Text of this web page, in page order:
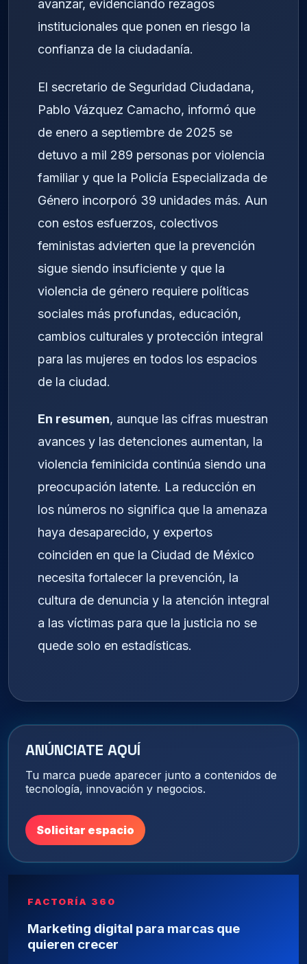
avanzar, evidenciando rezagos
institucionales que ponen en riesgo la
confianza de la ciudadanía.
El secretario de Seguridad Ciudadana,
Pablo Vázquez Camacho, informó que
de enero a septiembre de 2025 se
detuvo a mil 289 personas por violencia
familiar y que la Policía Especializada de
Género incorporó 39 unidades más. Aun
con estos esfuerzos, colectivos
feministas advierten que la prevención
sigue siendo insuficiente y que la
violencia de género requiere políticas
sociales más profundas, educación,
cambios culturales y protección integral
para las mujeres en todos los espacios
de la ciudad.
En resumen, aunque las cifras muestran
avances y las detenciones aumentan, la
violencia feminicida continúa siendo una
preocupación latente. La reducción en
los números no significa que la amenaza
haya desaparecido, y expertos
coinciden en que la Ciudad de México
necesita fortalecer la prevención, la
cultura de denuncia y la atención integral
a las víctimas para que la justicia no se
quede solo en estadísticas.
ANÚNCIATE AQUÍ
Tu marca puede aparecer junto a contenidos de
tecnología, innovación y negocios.
Solicitar espacio
FACTORÍA 360
Marketing digital para marcas que
quieren crecer